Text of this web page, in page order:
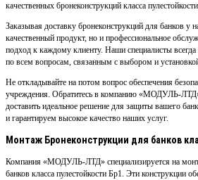
качественных бронеконструкций класса
Заказывая доставку бронеконструкций для банков у
качественный продукт, но и профессиональное
подход к каждому клиенту. Наши специалисты всегда
по всем вопросам, связанным с выбором и
Не откладывайте на потом вопрос обеспечения
учреждения. Обратитесь в компанию «МОДУЛЬ-
доставить идеальное решение для защиты вашего
и гарантируем высокое качество наших услуг.
Монтаж Бронеконструкции для банков
Компания «МОДУЛЬ-ЛТД» специализируется на
банков класса пулестойкости Бр1. Эти конструкции